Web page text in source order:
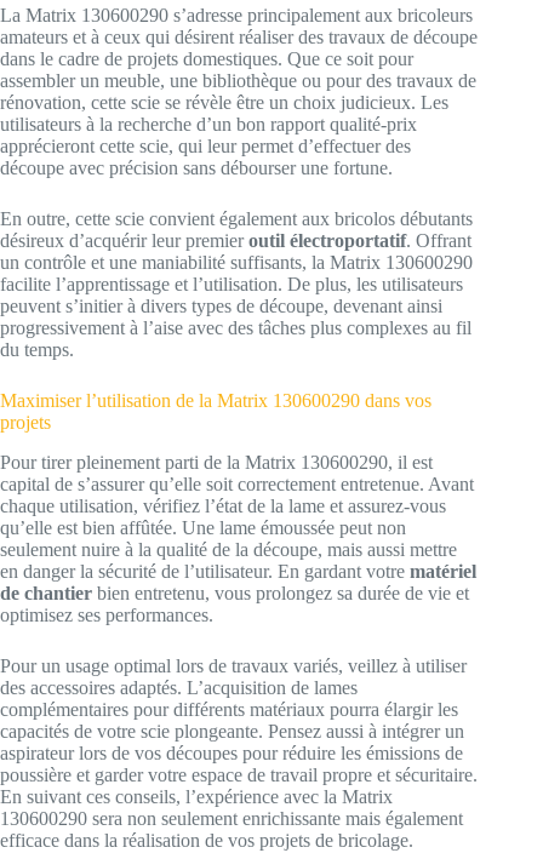
La Matrix 130600290 s’adresse principalement aux bricoleurs
amateurs et à ceux qui désirent réaliser des travaux de découpe
dans le cadre de projets domestiques. Que ce soit pour
assembler un meuble, une bibliothèque ou pour des travaux de
rénovation, cette scie se révèle être un choix judicieux. Les
utilisateurs à la recherche d’un bon rapport qualité-prix
apprécieront cette scie, qui leur permet d’effectuer des
découpe avec précision sans débourser une fortune.
En outre, cette scie convient également aux bricolos débutants
désireux d’acquérir leur premieroutil électroportatif. Offrant
un contrôle et une maniabilité suffisants, la Matrix 130600290
facilite l’apprentissage et l’utilisation. De plus, les utilisateurs
peuvent s’initier à divers types de découpe, devenant ainsi
progressivement à l’aise avec des tâches plus complexes au fil
du temps.
Maximiser l’utilisation de la Matrix 130600290 dans vos
projets
Pour tirer pleinement parti de la Matrix 130600290, il est
capital de s’assurer qu’elle soit correctement entretenue. Avant
chaque utilisation, vérifiez l’état de la lame et assurez-vous
qu’elle est bien affûtée. Une lame émoussée peut non
seulement nuire à la qualité de la découpe, mais aussi mettre
en danger la sécurité de l’utilisateur. En gardant votre matériel
de chantier bien entretenu, vous prolongez sa durée de vie et
optimisez ses performances.
Pour un usage optimal lors de travaux variés, veillez à utiliser
des accessoires adaptés. L’acquisition de lames
complémentaires pour différents matériaux pourra élargir les
capacités de votre scie plongeante. Pensez aussi à intégrer un
aspirateur lors de vos découpes pour réduire les émissions de
poussière et garder votre espace de travail propre et sécuritaire.
En suivant ces conseils, l’expérience avec la Matrix
130600290 sera non seulement enrichissante mais également
efficace dans la réalisation de vos projets de bricolage.